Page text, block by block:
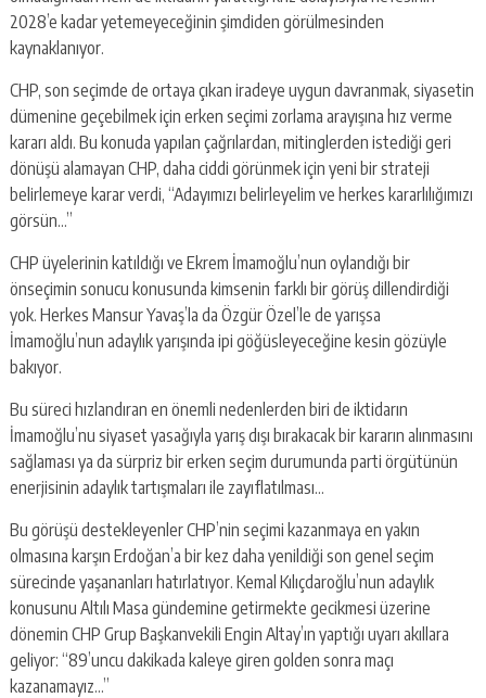
2028’e kadar yetemeyeceğinin şimdiden görülmesinden
kaynaklanıyor.
CHP, son seçimde de ortaya çıkan iradeye uygun davranmak, siyasetin
dümenine geçebilmek için erken seçimi zorlama arayışına hız verme
kararı aldı. Bu konuda yapılan çağrılardan, mitinglerden istediği geri
dönüşü alamayan CHP, daha ciddi görünmek için yeni bir strateji
belirlemeye karar verdi, “Adayımızı belirleyelim ve herkes kararlılığımızı
görsün…”
CHP üyelerinin katıldığı ve Ekrem İmamoğlu’nun oylandığı bir
önseçimin sonucu konusunda kimsenin farklı bir görüş dillendirdiği
yok. Herkes Mansur Yavaş’la da Özgür Özel’le de yarışsa
İmamoğlu’nun adaylık yarışında ipi göğüsleyeceğine kesin gözüyle
bakıyor.
Bu süreci hızlandıran en önemli nedenlerden biri de iktidarın
İmamoğlu’nu siyaset yasağıyla yarış dışı bırakacak bir kararın alınmasını
sağlaması ya da sürpriz bir erken seçim durumunda parti örgütünün
enerjisinin adaylık tartışmaları ile zayıflatılması…
Bu görüşü destekleyenler CHP’nin seçimi kazanmaya en yakın
olmasına karşın Erdoğan’a bir kez daha yenildiği son genel seçim
sürecinde yaşananları hatırlatıyor. Kemal Kılıçdaroğlu’nun adaylık
konusunu Altılı Masa gündemine getirmekte gecikmesi üzerine
dönemin CHP Grup Başkanvekili Engin Altay’ın yaptığı uyarı akıllara
geliyor: “89’uncu dakikada kaleye giren golden sonra maçı
kazanamayız…”